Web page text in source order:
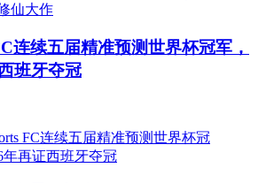
连续五届精准预测世界杯冠军，
班牙夺冠